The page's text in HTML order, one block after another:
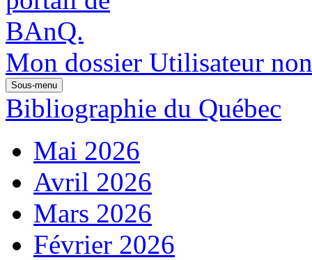
Mon dossier Utilisateur
Sous-menu
Bibliographie du Québec
Mai 2026
Avril 2026
Mars 2026
Février 2026